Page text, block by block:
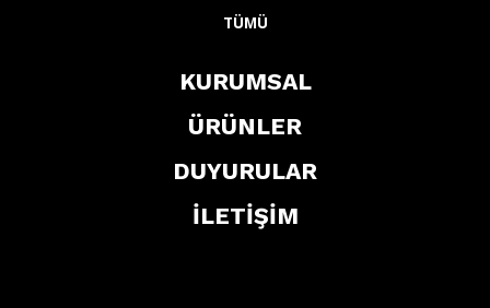
TÜMÜ
KURUMSAL
ÜRÜNLER
DUYURULAR
İLETİŞİM